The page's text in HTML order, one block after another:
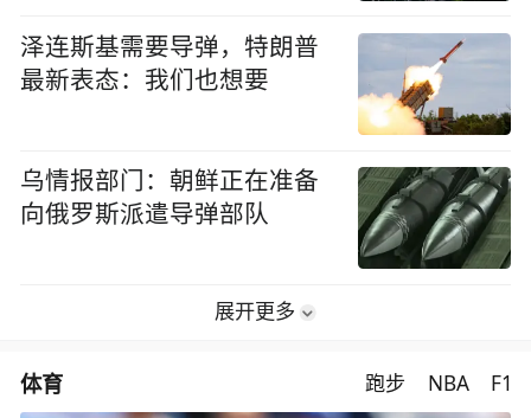
泽连斯基需要导弹，特朗普
最新表态：我们也想要
乌情报部门：朝鲜正在准备
向俄罗斯派遣导弹部队
展开更多
体育 跑步 NBA F1